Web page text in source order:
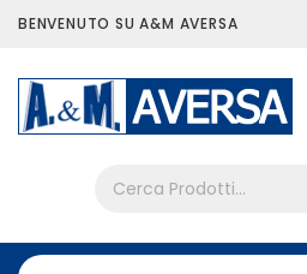
BENVENUTO SU A&M AVERSA